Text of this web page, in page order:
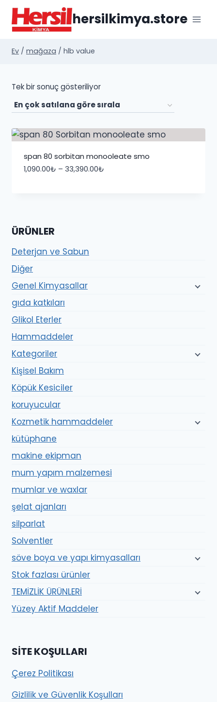
İçeriğe
geç
hersilkimya.store
Ev / mağaza / hlb value
Tek bir sonuç gösteriliyor
span 80 sorbitan monooleate smo
1,090.00₺ – 33,390.00₺Fiyat
ÜRÜNLER
Deterjan ve Sabun
Diğer
Genel Kimyasallar
gıda katkıları
Glikol Eterler
Hammaddeler
Kategoriler
Kişisel Bakım
Köpük Kesiciler
koruyucular
Kozmetik hammaddeler
kütüphane
makine ekipman
mum yapım malzemesi
mumlar ve waxlar
şelat ajanları
silparlat
Solventler
söve boya ve yapı kimyasalları
Stok fazlası ürünler
TEMİZLİK ÜRÜNLERİ
Yüzey Aktif Maddeler
SITE KOŞULLARI
Çerez Politikası
Gizlilik ve Güvenlik Koşulları